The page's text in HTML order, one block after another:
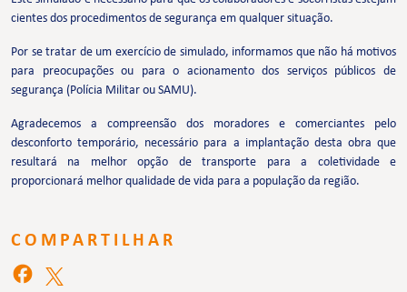
cientes dos procedimentos de segurança em qualquer situação.
Por se tratar de um exercício de simulado, informamos que não há motivos
para preocupações ou para o acionamento dos serviços públicos de
segurança (Polícia Militar ou SAMU).
Agradecemos a compreensão dos moradores e comerciantes pelo
desconforto temporário, necessário para a implantação desta obra que
resultará na melhor opção de transporte para a coletividade e
proporcionará melhor qualidade de vida para a população da região.
COMPARTILHAR